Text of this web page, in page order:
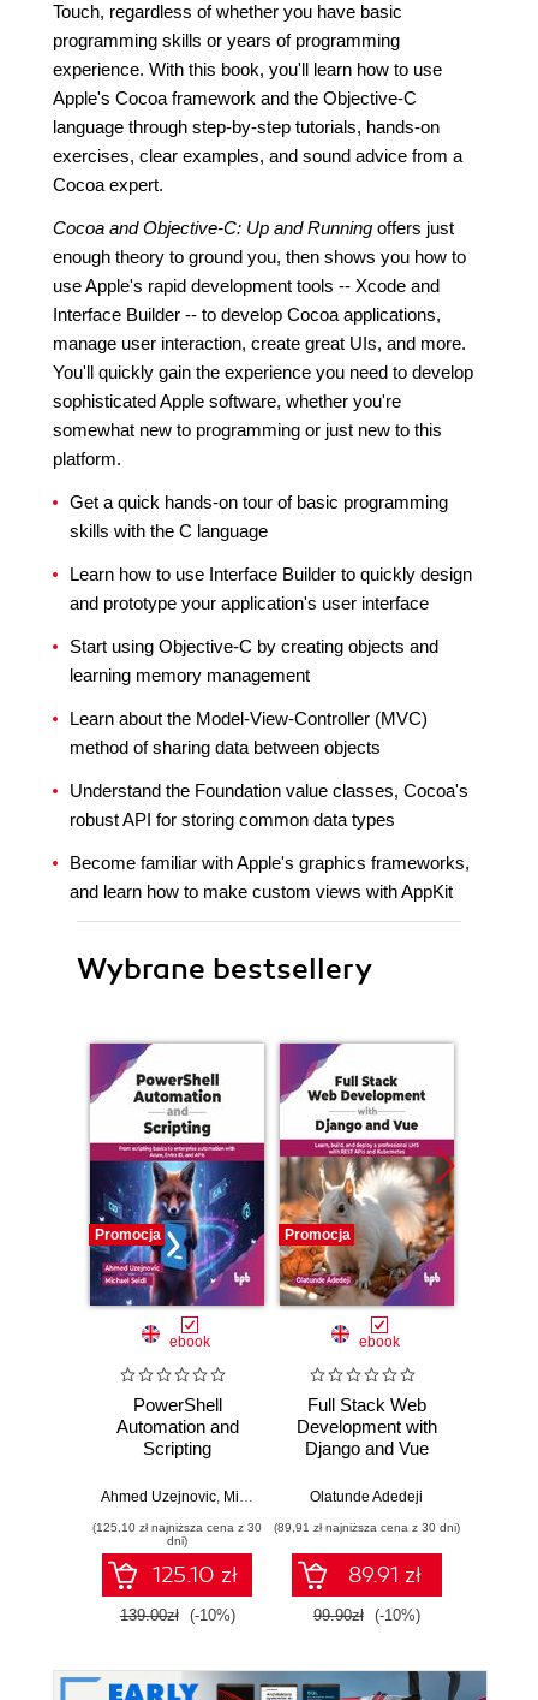
Touch, regardless of whether you have basic
programming skills or years of programming
experience. With this book, you'll learn how to use
Apple's Cocoa framework and the Objective-C
language through step-by-step tutorials, hands-on
exercises, clear examples, and sound advice from a
Cocoa expert.
Cocoa and Objective-C: Up and Running offers just
enough theory to ground you, then shows you how to
use Apple's rapid development tools -- Xcode and
Interface Builder -- to develop Cocoa applications,
manage user interaction, create great UIs, and more.
You'll quickly gain the experience you need to develop
sophisticated Apple software, whether you're
somewhat new to programming or just new to this
platform.
Get a quick hands-on tour of basic programming
skills with the C language
Learn how to use Interface Builder to quickly design
and prototype your application's user interface
Start using Objective-C by creating objects and
learning memory management
Learn about the Model-View-Controller (MVC)
method of sharing data between objects
Understand the Foundation value classes, Cocoa's
robust API for storing common data types
Become familiar with Apple's graphics frameworks,
and learn how to make custom views with AppKit
Wybrane bestsellery
Promocja
ebook
PowerShell
Automation and
Scripting
Ahmed Uzejnovic, Michael Seidl
(125,10 zł najniższa cena z 30
dni)
125.10 zł
139.00zł (-10%)
Promocja
ebook
Full Stack Web
Development with
Django and Vue
Olatunde Adedeji
(89,91 zł najniższa cena z 30 dni)
89.91 zł
99.90zł (-10%)